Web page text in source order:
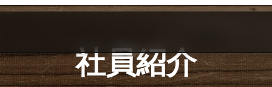
社員紹介